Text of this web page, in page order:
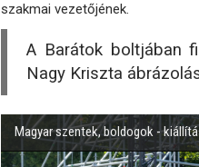
szakmai vezetőjének.
A Barátok boltjában
Nagy Kriszta
Magyar szentek, boldogok -